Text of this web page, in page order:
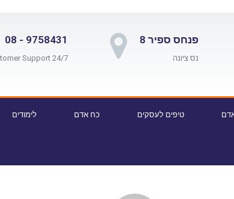
פנחס ספיר 8
נס ציונה
9758431 - 08
24/7 Customer Support
טיפים לעסקים כח אדם לימודים